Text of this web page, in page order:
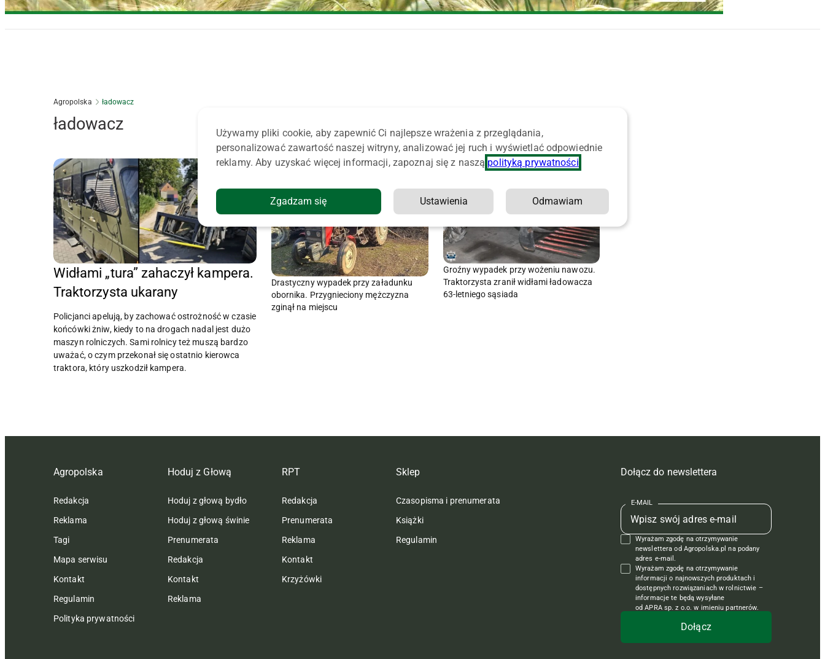
Agropolska ładowacz
ładowacz
Widłami „tura” zahaczył kampera.
Traktorzysta ukarany
Policjanci apelują, by zachować ostrożność w czasie
końcówki żniw, kiedy to na drogach nadal jest dużo
maszyn rolniczych. Sami rolnicy też muszą bardzo
uważać, o czym przekonał się ostatnio kierowca
traktora, który uszkodził kampera.
Drastyczny wypadek przy załadunku
obornika. Przygnieciony mężczyzna
zginął na miejscu
Groźny wypadek przy wożeniu nawozu.
Traktorzysta zranił widłami ładowacza
63-letniego sąsiada
Agropolska
Redakcja
Reklama
Tagi
Mapa serwisu
Kontakt
Regulamin
Polityka prywatności
Hoduj z Głową
Hoduj z głową bydło
Hoduj z głową świnie
Prenumerata
Redakcja
Kontakt
Reklama
RPT
Redakcja
Prenumerata
Reklama
Kontakt
Krzyżówki
Sklep
Czasopisma i prenumerata
Książki
Regulamin
Dołącz do newslettera
E-MAIL
Wyrażam zgodę na otrzymywanie
newslettera od Agropolska.pl na podany
adres e-mail.
Wyrażam zgodę na otrzymywanie
informacji o najnowszych produktach i
dostępnych rozwiązaniach w rolnictwie –
informacje te będą wysyłane
od APRA sp. z o.o. w imieniu partnerów.
Używamy pliki cookie, aby zapewnić Ci najlepsze wrażenia z przeglądania,
personalizować zawartość naszej witryny, analizować jej ruch i wyświetlać odpowiednie
reklamy. Aby uzyskać więcej informacji, zapoznaj się z naszą polityką prywatności
Zgadzam się Ustawienia Odmawiam